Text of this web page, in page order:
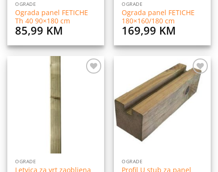
OGRADE
Ograda panel FETICHE
Th 40 90×180 cm
85,99 KM
OGRADE
Ograda panel FETICHE
180×160/180 cm
169,99 KM
OGRADE
Letvica za vrt zaobljena
Dodaj
na
listu
OGRADE
Profil U stub za panel